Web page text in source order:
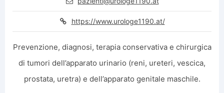
https://www.urologe1190.at/
Prevenzione, diagnosi, terapia conservativa e chirurgica
di tumori dell’apparato urinario (reni, ureteri, vescica,
prostata, uretra) e dell’apparato genitale maschile.